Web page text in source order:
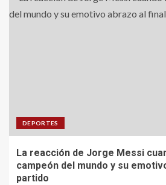
DEPORTES
La reacción de Jorge Messi
campeón del mundo y su
partido